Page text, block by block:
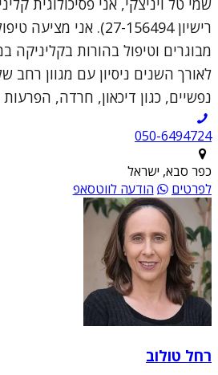
שמי טל ויניצקי, אני פסיכולוגית
רישיון 27-156494). אני
מבוגרים וטיפול בהורות בקליניקה
לאורך השנים ניסיון עם מגוון רחב
נפשיים, כגון דיכאון, חרדה, הפרעות
050-6494724
כפר סבא, ישראל
לפרטים
הודעה לווטסאפ
רחל טולוב